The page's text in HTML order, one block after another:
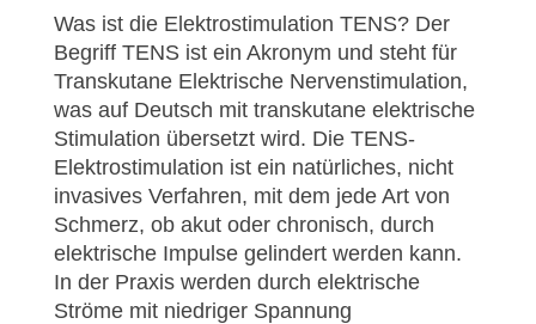
Was ist die Elektrostimulation TENS? Der
Begriff TENS ist ein Akronym und steht für
Transkutane Elektrische Nervenstimulation,
was auf Deutsch mit transkutane elektrische
Stimulation übersetzt wird. Die TENS-
Elektrostimulation ist ein natürliches, nicht
invasives Verfahren, mit dem jede Art von
Schmerz, ob akut oder chronisch, durch
elektrische Impulse gelindert werden kann.
In der Praxis werden durch elektrische
Ströme mit niedriger Spannung